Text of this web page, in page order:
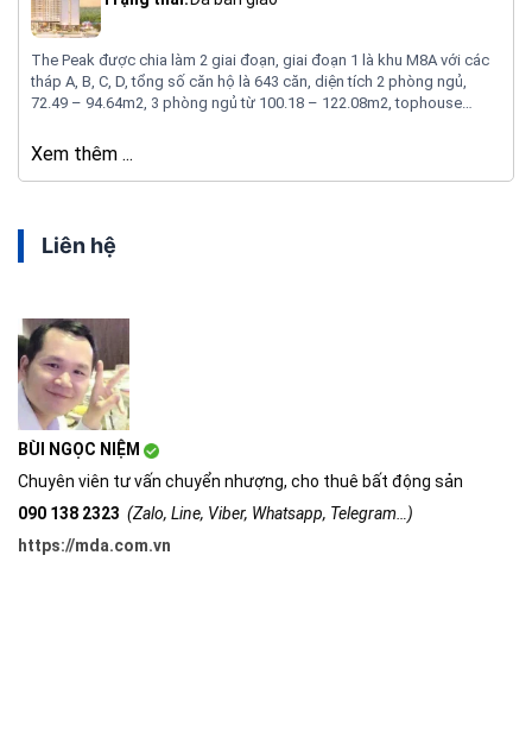
The Peak được chia làm 2 giai đoạn, giai đoạn 1 là khu M8A với các
tháp A, B, C, D, tổng số căn hộ là 643 căn, diện tích 2 phòng ngủ,
72.49 – 94.64m2, 3 phòng ngủ từ 100.18 – 122.08m2, tophouse
từ 84.63 – 182.62m2, tầng 3 26 căn, diện tích từ 70.22 – 121.74m2.
Xem thêm ...
Liên hệ
BÙI NGỌC NIỆM
Chuyên viên tư vấn chuyển nhượng, cho thuê bất động sản
090 138 2323 (Zalo, Line, Viber, Whatsapp, Telegram…)
https://mda.com.vn